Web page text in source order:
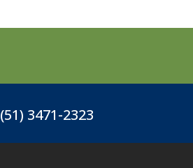
(51) 3471-2323